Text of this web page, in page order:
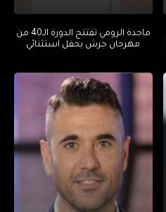
ماجدة الرومي تفتتح الدورة الـ40 من
مهرجان جرش بحفل استثنائي